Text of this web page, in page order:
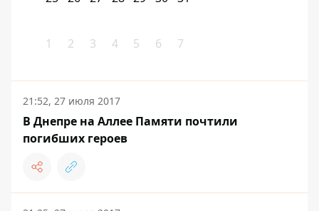
1 2 3 4 5 6 7
21:52, 27 июля 2017
В Днепре на Аллее Памяти почтили
погибших героев